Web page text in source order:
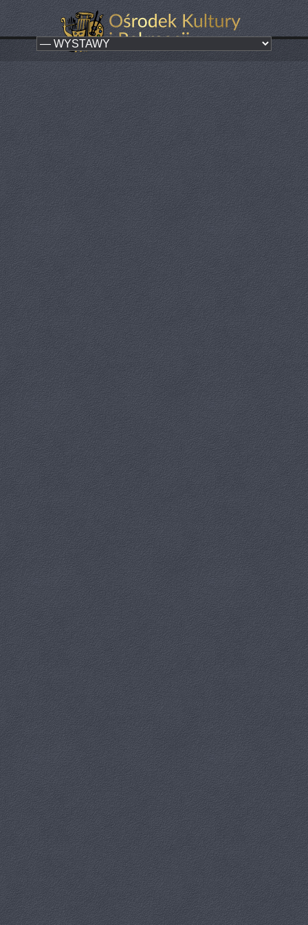
Wernisaż wystawy
Kategoria: Wystawy